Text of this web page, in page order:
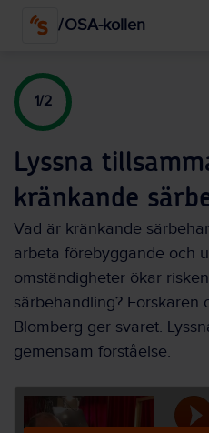
/OSA-kollen
1/2
Lyssna
kränkande
Vad är kränkande
arbeta förebyggande och
omständigheter ökar
särbehandling? Forskaren
Blomberg ger svaret.
gemensam förståelse.